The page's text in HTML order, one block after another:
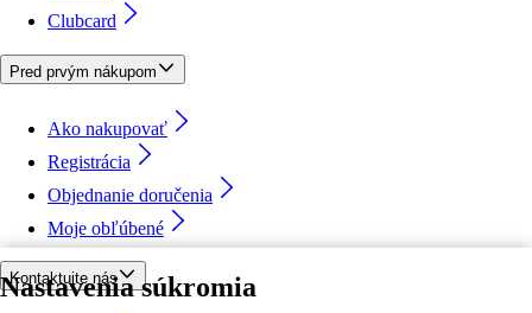
Nastavenia súkromia
Clubcard
Pred prvým nákupom
Ako nakupovať
Registrácia
Objednanie doručenia
Moje obľúbené
Kontaktujte nás